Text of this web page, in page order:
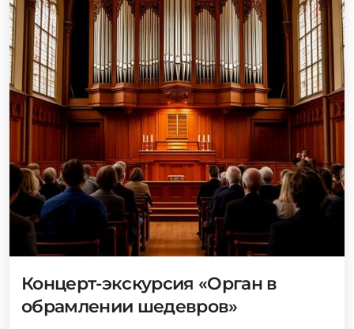
Концерт-экскурсия «Орган в
обрамлении шедевров»